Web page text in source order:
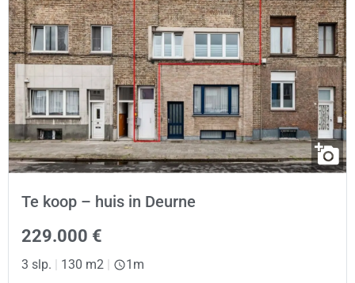
Te koop – huis in Deurne
229.000 €
3 slp. | 130 m2 | 1m